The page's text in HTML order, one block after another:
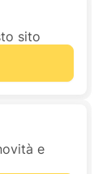
sito
e